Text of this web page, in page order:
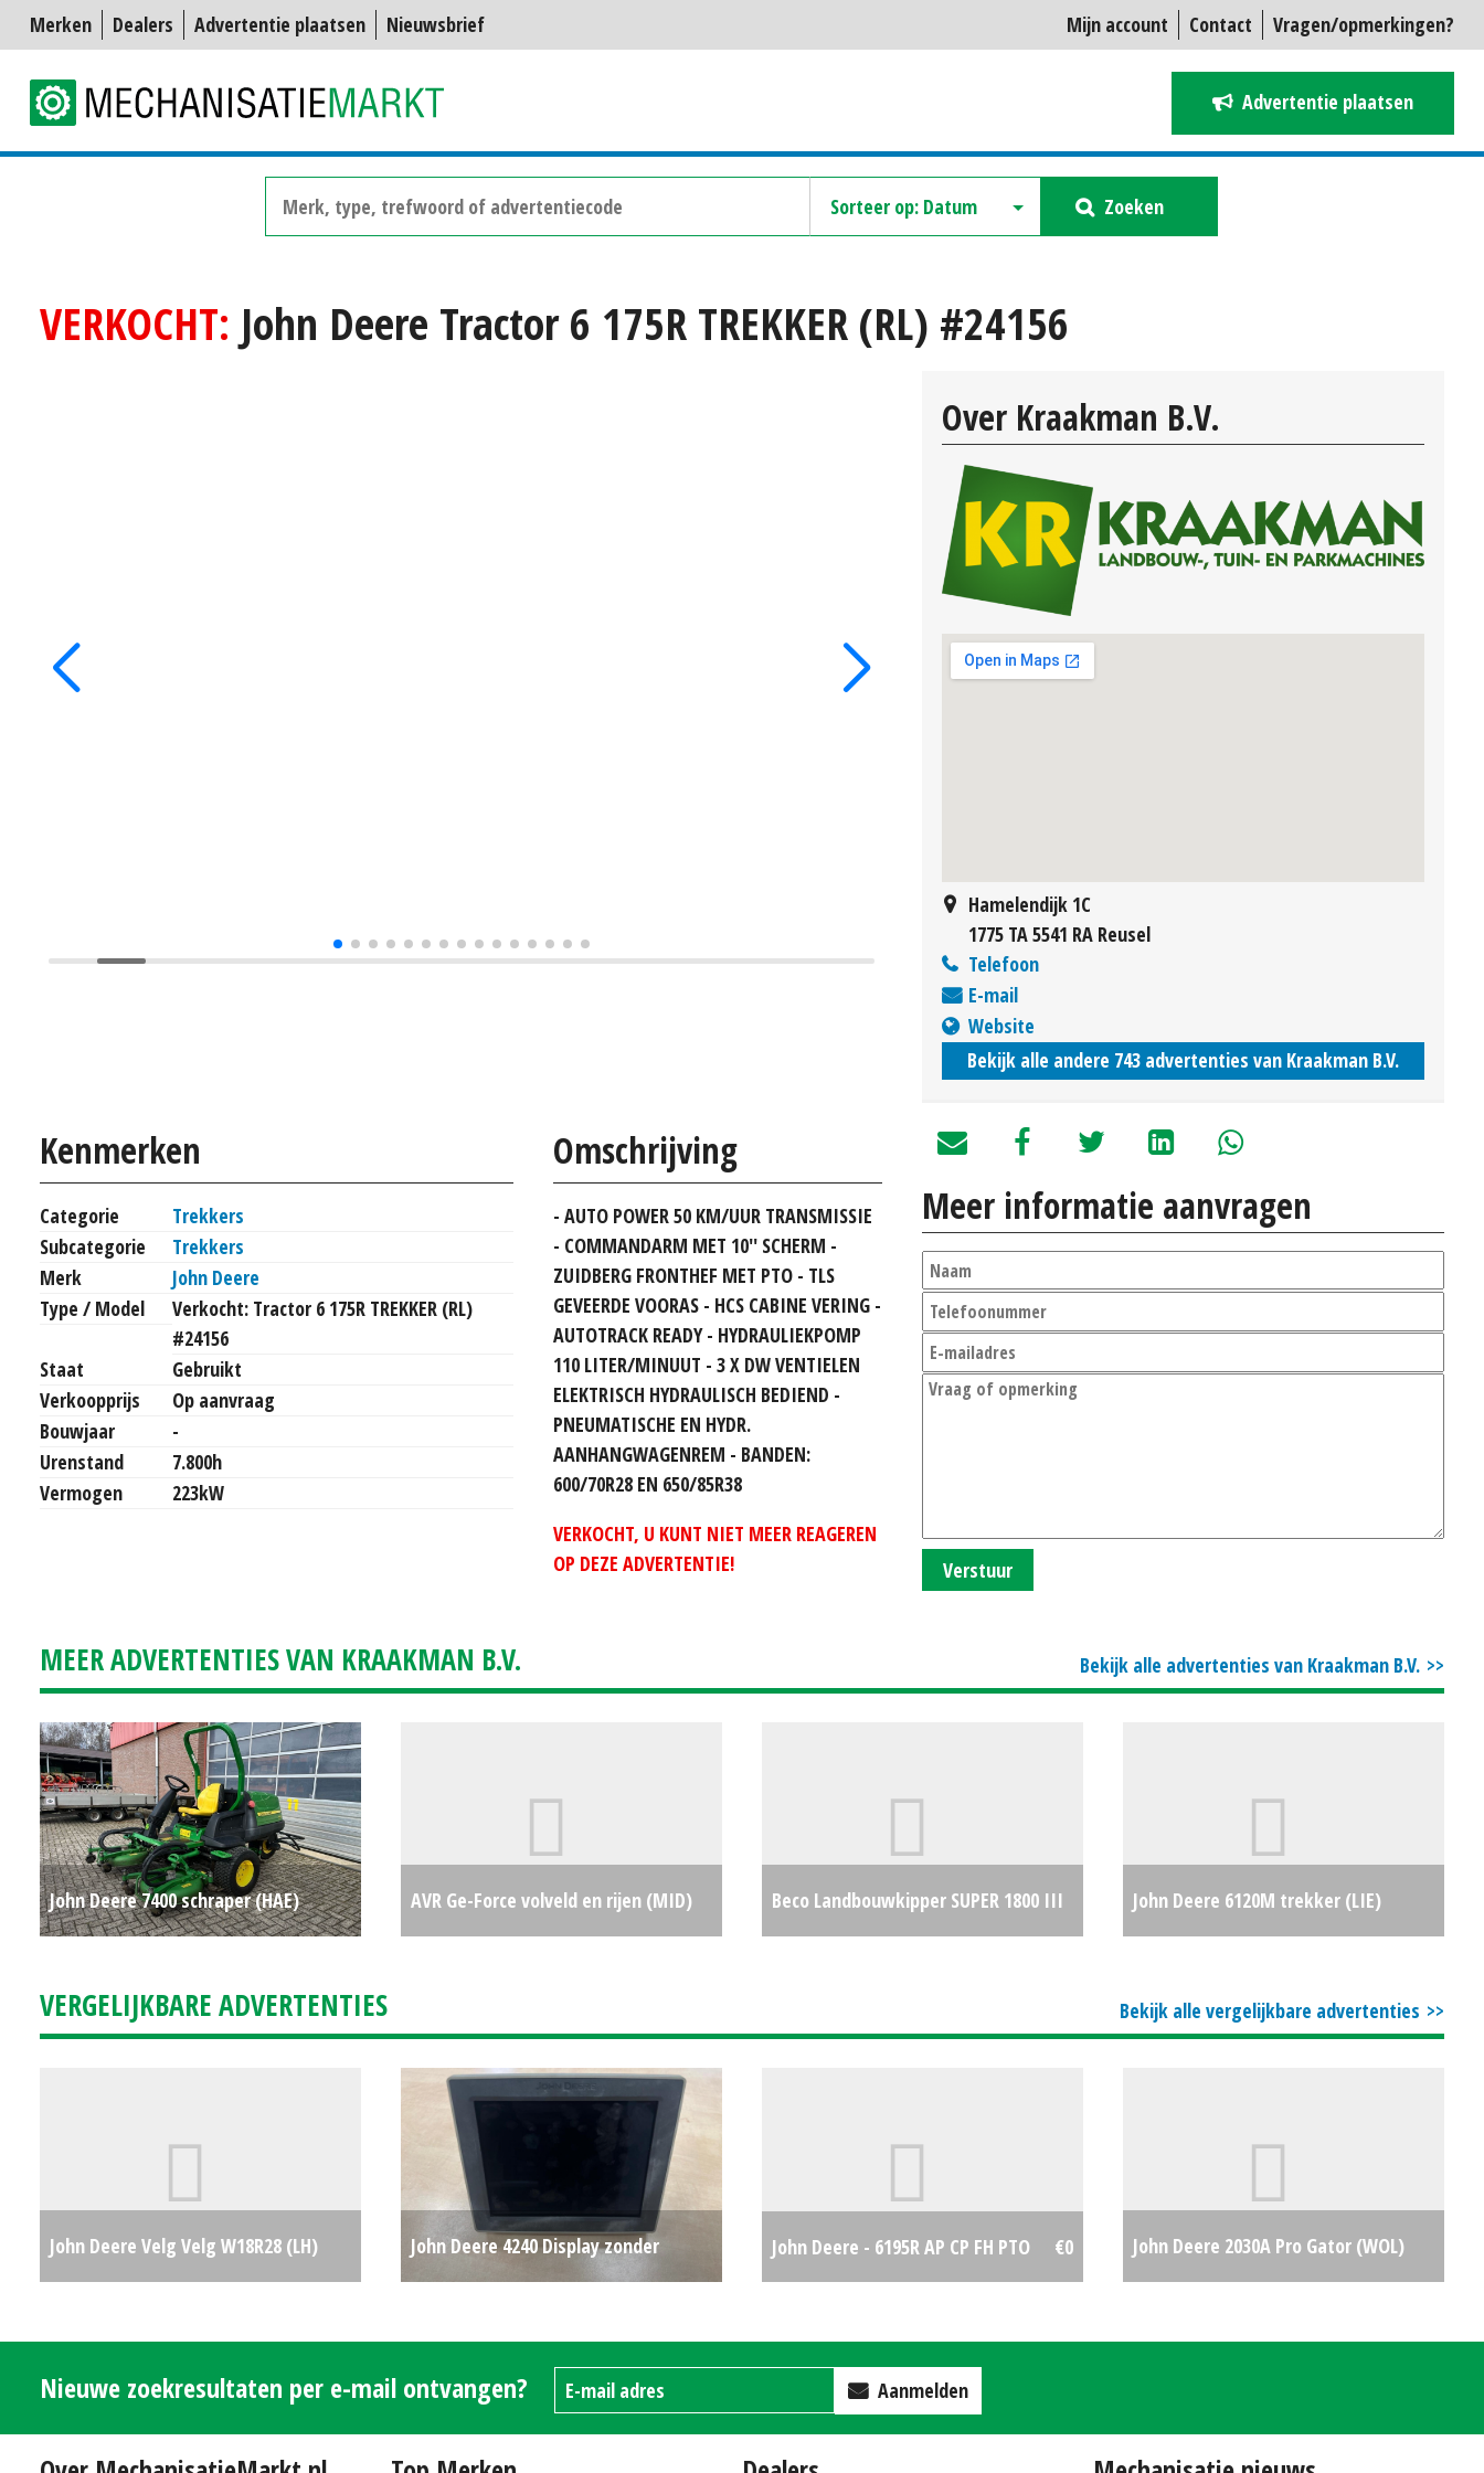
Mijn account Contact Vragen/opmerkingen?
Merken Dealers Advertentie plaatsen Nieuwsbrief
Advertentie plaatsen
Zoeken
VERKOCHT: John Deere Tractor 6 175R TREKKER (RL) #24156
Kenmerken
Categorie
Trekkers
Subcategorie
Trekkers
Merk
John Deere
Type / Model
Verkocht: Tractor 6 175R TREKKER (RL)
#24156
Staat
Gebruikt
Verkoopprijs
Op aanvraag
Bouwjaar
-
Urenstand
7.800h
Vermogen
223kW
Omschrijving
- AUTO POWER 50 KM/UUR TRANSMISSIE
- COMMANDARM MET 10'' SCHERM -
ZUIDBERG FRONTHEF MET PTO - TLS
GEVEERDE VOORAS - HCS CABINE VERING -
AUTOTRACK READY - HYDRAULIEKPOMP
110 LITER/MINUUT - 3 X DW VENTIELEN
ELEKTRISCH HYDRAULISCH BEDIEND -
PNEUMATISCHE EN HYDR.
AANHANGWAGENREM - BANDEN:
600/70R28 EN 650/85R38
VERKOCHT, U KUNT NIET MEER REAGEREN
OP DEZE ADVERTENTIE!
Over Kraakman B.V.
Hamelendijk 1C
1775 TA 5541 RA Reusel
Telefoon
E-mail
Website
Bekijk alle andere 743 advertenties van Kraakman B.V.
Meer informatie aanvragen
Verstuur
Bekijk alle advertenties van Kraakman B.V.
MEER ADVERTENTIES VAN KRAAKMAN B.V.
John Deere 7400 schraper (HAE)
AVR Ge-Force volveld en rijen (MID)
Beco Landbouwkipper SUPER 1800 III
John Deere 6120M trekker (LIE)
Bekijk alle vergelijkbare advertenties
VERGELIJKBARE ADVERTENTIES
John Deere Velg Velg W18R28 (LH)
John Deere 4240 Display zonder
John Deere - 6195R AP CP FH PTO €0
John Deere 2030A Pro Gator (WOL)
Nieuwe zoekresultaten per e-mail ontvangen? Aanmelden